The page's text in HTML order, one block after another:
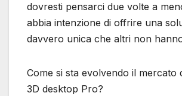
dovresti pensarci due volte a
abbia intenzione di offrire una
davvero unica che altri non
Come si sta evolvendo il mercato
3D desktop Pro?